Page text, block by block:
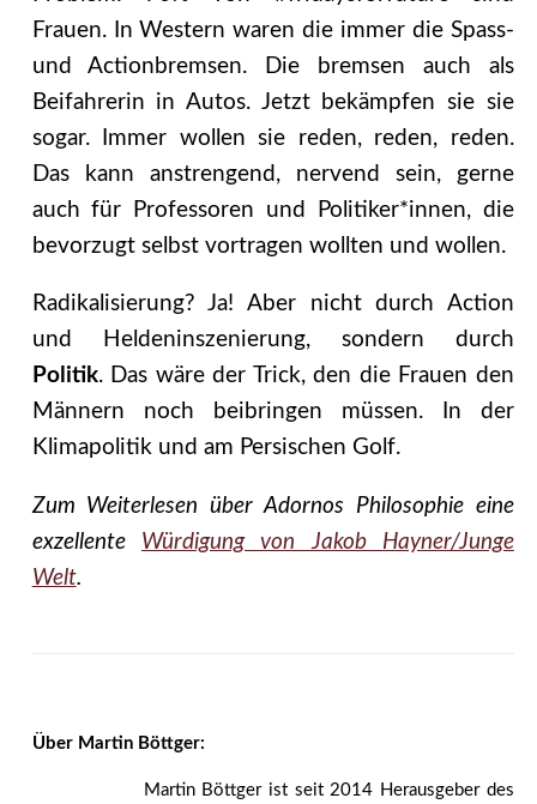
Frauen. In Western waren die immer die Spass-
und Actionbremsen. Die bremsen auch als
Beifahrerin in Autos. Jetzt bekämpfen sie sie
sogar. Immer wollen sie reden, reden, reden.
Das kann anstrengend, nervend sein, gerne
auch für Professoren und Politiker*innen, die
bevorzugt selbst vortragen wollten und wollen.
Radikalisierung? Ja! Aber nicht durch Action
und Heldeninszenierung, sondern durch
Politik. Das wäre der Trick, den die Frauen den
Männern noch beibringen müssen. In der
Klimapolitik und am Persischen Golf.
Zum Weiterlesen über Adornos Philosophie eine
exzellente Würdigung von Jakob Hayner/Junge
Welt.
Über Martin Böttger:
Martin Böttger ist seit 2014 Herausgeber des